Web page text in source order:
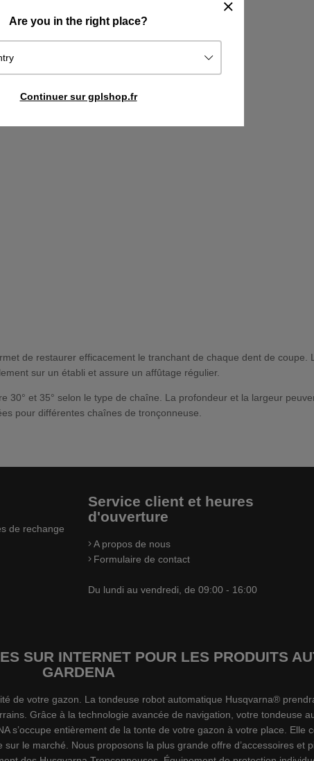
Are you in the right place?
Continuer sur gplshop.fr
de restaurer efficacement le tranchant de chaque dent de coupe.
sur un établi et assure un affûtage régulier.
30° et 35° selon le type de chaîne. La profondeur et la largeur
pour différentes chaînes de tronçonneuse.
de rechange
Service client et heures
d'ouverture
A propos de nous
Formulaire de contact
Du lundi au vendredi, de 09:00 - 16:00
SUR INTERNET POUR LES PRODUITS
GARDENA
de votre gazon. La tondeuse robot automatique Husqvarna®
Grâce à la technologie avancée de navigation, votre tondeuse
s’occupe entièrement de la tonte de votre gazon à votre place.
le marché. Nous proposons la plus grande offre d’accessoires et